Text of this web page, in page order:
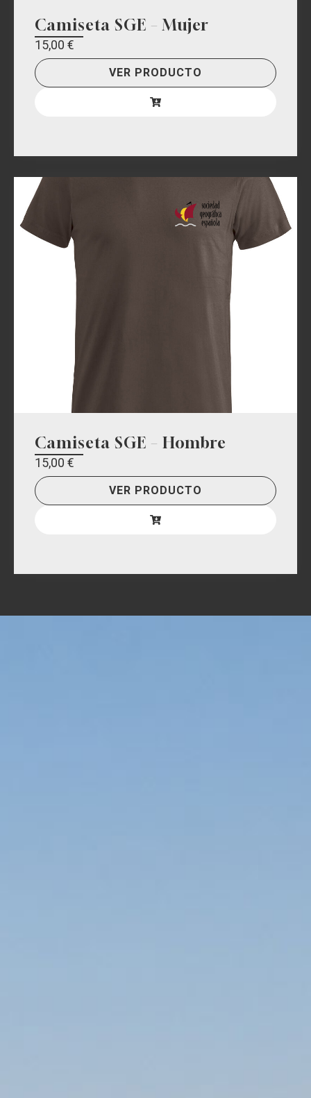
Camiseta SGE – Mujer
15,00 €
VER PRODUCTO
Camiseta SGE – Hombre
15,00 €
VER PRODUCTO